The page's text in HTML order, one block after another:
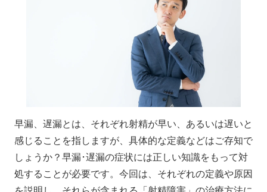
早漏、遅漏とは、それぞれ射精が早い、あるいは遅いと
感じることを指しますが、具体的な定義などはご存知で
しょうか？早漏･遅漏の症状には正しい知識をもって対
処することが必要です。今回は、それぞれの定義や原因